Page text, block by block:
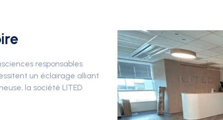
responsables
un éclairage alliant
la société LITED